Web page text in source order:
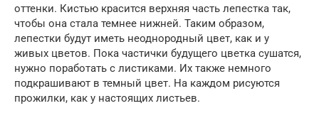
оттенки. Кистью красится верхняя часть лепестка так,
чтобы она стала темнее нижней. Таким образом,
лепестки будут иметь неоднородный цвет, как и у
живых цветов. Пока частички будущего цветка сушатся,
нужно поработать с листиками. Их также немного
подкрашивают в темный цвет. На каждом рисуются
прожилки, как у настоящих листьев.